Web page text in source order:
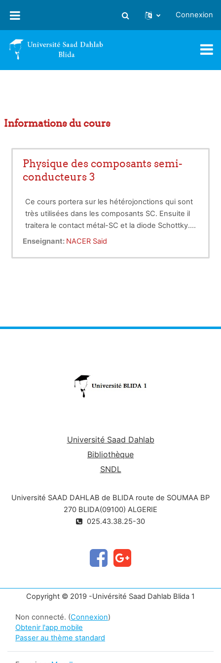
Activer/désactiver la saisie
Connexion
Informations du cours
Physique des composants semi-
conducteurs 3
Ce cours portera sur les hétérojonctions qui sont
très utilisées dans les composants SC. Ensuite il
traitera le contact métal-SC et la diode Schottky.
Enfin il présentera les puits quantiques, les multi-
Enseignant: NACER Said
Université Saad Dahlab
Bibliothèque
SNDL
Université SAAD DAHLAB de BLIDA route de SOUMAA BP
270 BLIDA(09100) ALGERIE
025.43.38.25-30
Copyright © 2019 -Univérsité Saad Dahlab Blida 1
Non connecté. (Connexion)
Obtenir l'app mobile
Passer au thème standard